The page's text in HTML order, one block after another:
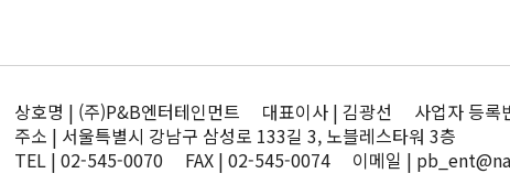
상호명 | (주)P&B엔터테인먼트 대표이사 | 김광선 사업자 등록
주소 | 서울특별시 강남구 삼성로 133길 3, 노블레스타워 3층
TEL | 02-545-0070 FAX | 02-545-0074 이메일 |